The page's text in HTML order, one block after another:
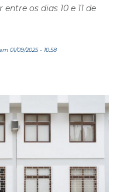
os dias 10 e 11 de
01/09/2025 - 10:58